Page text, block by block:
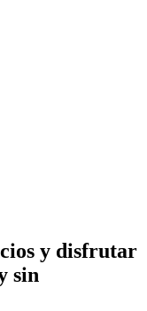
y disfrutar
sin